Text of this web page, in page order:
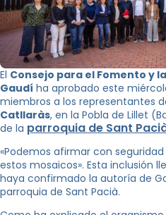
El Consejo para el Fomento y
Gaudí ha aprobado este
miembros a los representantes
Catllaràs, en la Pobla de Lillet
de la parroquia de Sant
«Podemos afirmar con
estos mosaicos». Esta inclusión
haya confirmado la autoría de
parroquia de Sant Pacià.